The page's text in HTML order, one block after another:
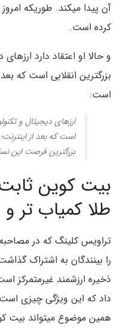
آن پیدا میکند. طوریکه
کرده است.
و حالا او اعتقاد دارد
بزرگترین انقلابی است که
است:
ارزهای دیجیتال و
است که بعد از
بزرگترین فرصت این
بیت کوین
طلا کمیاب تر
تراویس کلینگ که در
را بینندگان به اشتراک
ذخیره ارزشمند غیرمتمرکز
داد که این ویژگی چیزی است
همین موضوع میتواند بیت